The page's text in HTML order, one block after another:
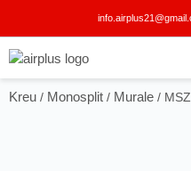
Kreu / Monosplit / Murale /